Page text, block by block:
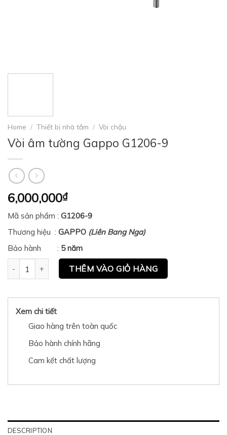
Home / Thiết bị nhà tắm / Vòi chậu
Vòi âm tường Gappo G1206-9
6,000,000₫
Mã sản phẩm : G1206-9
Thương hiệu : GAPPO (Liên Bang Nga)
Bảo hành : 5 năm
Vòi âm tường Gappo G1206-9 quantity
THÊM VÀO GIỎ HÀNG
Xem chi tiết
Giao hàng trên toàn quốc
Bảo hành chính hãng
Cam kết chất lượng
DESCRIPTION